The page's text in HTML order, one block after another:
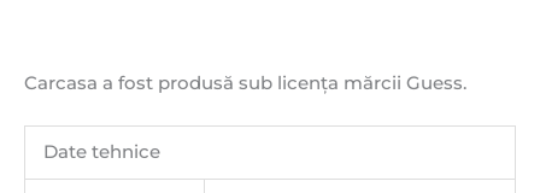
Carcasa a fost produsă sub licența mărcii Guess.
Date tehnice